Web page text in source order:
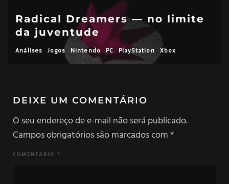
Radical Dreamers — no limite
da juventude
Análises Jogos Nintendo PC PlayStation Xbox
DEIXE UM COMENTÁRIO
O seu endereço de e-mail não será publicado.
Campos obrigatórios são marcados com*
COMENTÁRIO *